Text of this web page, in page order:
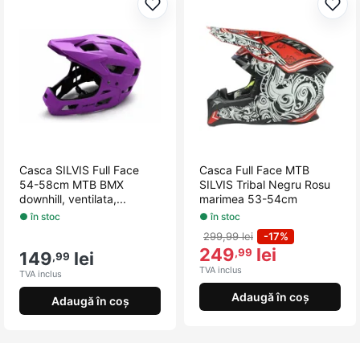
Adaugă la favorite
Casca SILVIS Full Face
54-58cm MTB BMX
downhill, ventilata,...
● în stoc
149,99 lei
TVA inclus
Adaugă în coș
Casca Full Face MTB
SILVIS Tribal Negru Rosu
marimea 53-54cm
● în stoc
299,99 lei -17%
249,99 lei
TVA inclus
Adaugă în coș